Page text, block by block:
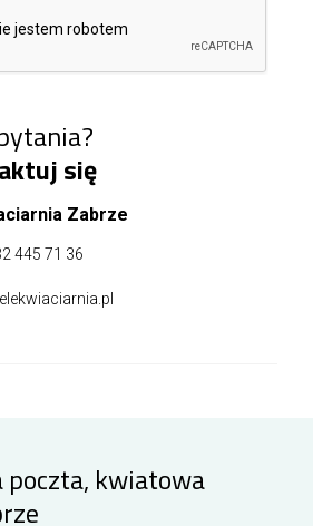
się
Zabrze
445 71 36
poczta, kwiatowa